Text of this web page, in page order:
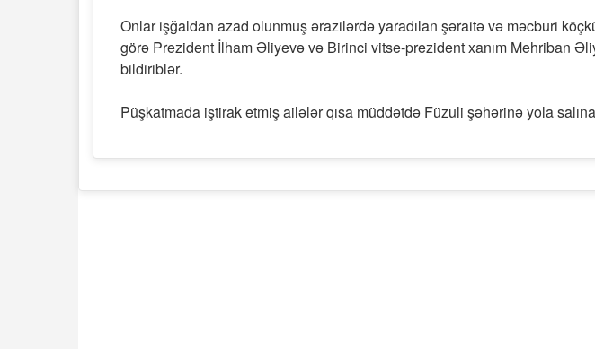
Onlar işğaldan azad olunmuş ərazilərdə yaradılan şəraitə və məcburi
görə Prezident İlham Əliyevə və Birinci vitse-prezident xanım Mehriban
bildiriblər.
Püşkatmada iştirak etmiş ailələr qısa müddətdə Füzuli şəhərinə yola